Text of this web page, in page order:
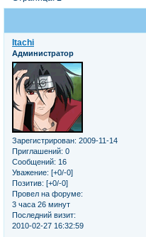
Itachi
Администратор
Зарегистрирован: 2009-11-14
Приглашений: 0
Сообщений: 16
Уважение: [+0/-0]
Позитив: [+0/-0]
Провел на форуме:
3 часа 26 минут
Последний визит:
2010-02-27 16:32:59